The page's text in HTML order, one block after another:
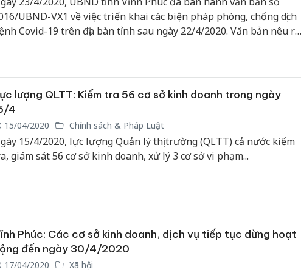
UBND-VX1 về việc triển khai các biện pháp phòng, chống dịch
Covid-19 trên địa bàn tỉnh sau ngày 22/4/2020. Văn bản nêu rõ
lượng QLTT: Kiểm tra 56 cơ sở kinh doanh trong ngày
4
15/04/2020 Chính sách & Pháp Luật
15/4/2020, lực lượng Quản lý thị trường (QLTT) cả nước kiểm
giám sát 56 cơ sở kinh doanh, xử lý 3 cơ sở vi phạm...
Phúc: Các cơ sở kinh doanh, dịch vụ tiếp tục dừng hoạt
đến ngày 30/4/2020
17/04/2020 Xã hội